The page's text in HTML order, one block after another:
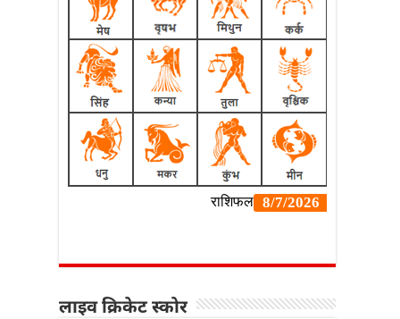
लाइव क्रिकेट स्कोर